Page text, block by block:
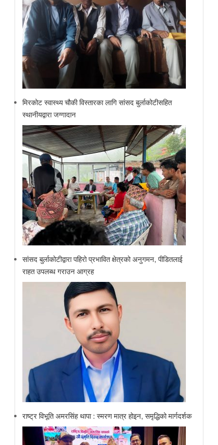
मिरकोट स्वास्थ्य चौकी विस्तारका लागि सांसद बुर्लाकोटीसहित
स्थानीयद्वारा जग्गादान
सांसद बुर्लाकोटीद्वारा पहिरो प्रभावित क्षेत्रको अनुगमन, पीडितलाई
राहत उपलब्ध गराउन आग्रह
राष्ट्र विभूति अमरसिंह थापा : स्मरण मात्र होइन, समृद्धिको मार्गदर्शक